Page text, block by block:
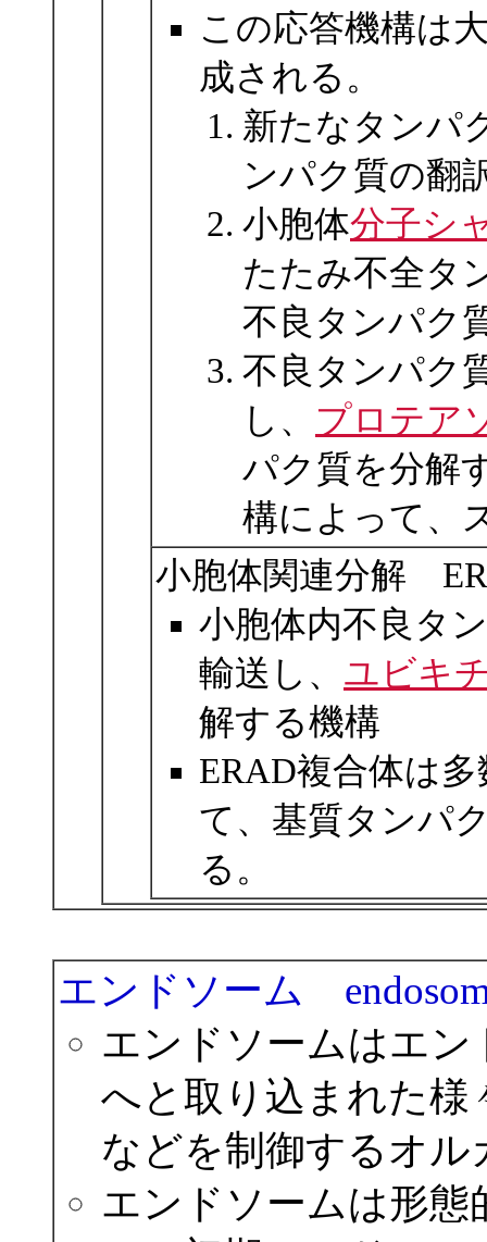
この応答機構は
成される。
新たなタンパ
ンパク質の翻
小胞体分子シ
たたみ不全タ
不良タンパク
不良タンパク
し、 プロテア
パク質を分解
構によって、
小胞体関連分解 ER
小胞体内不良タ
輸送し、 ユビキ
解する機構
ERAD複合体は
て、基質タンパ
る。
エンドソーム
エンドソームはエ
へと取り込まれた様
などを制御するオ
エンドソームは形態